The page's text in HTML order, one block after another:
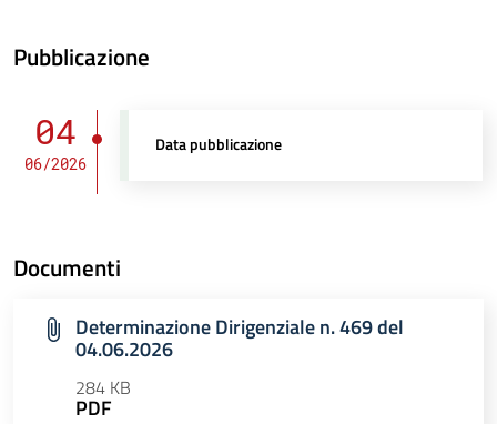
Pubblicazione
04
06/2026
Data pubblicazione
Documenti
Determinazione Dirigenziale n. 469 del
04.06.2026
284 KB
PDF